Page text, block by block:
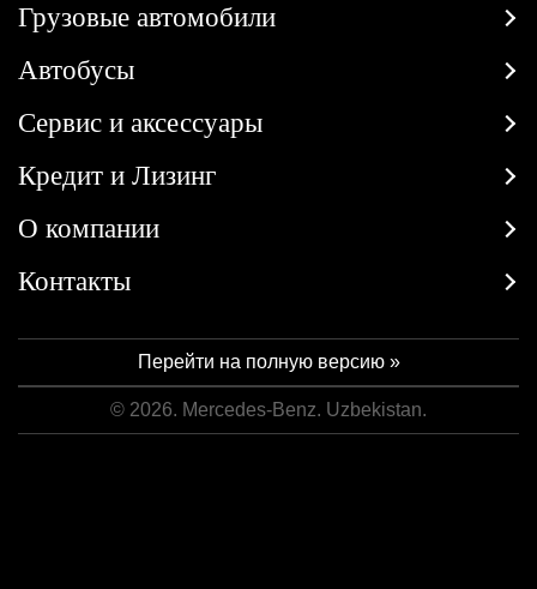
Грузовые автомобили
Автобусы
Сервис и аксессуары
Кредит и Лизинг
О компании
Контакты
Перейти на полную версию »
© 2026. Mercedes-Benz. Uzbekistan.